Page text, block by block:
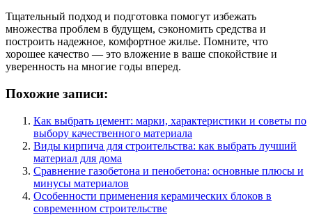
Тщательный подход и подготовка помогут избежать
множества проблем в будущем, сэкономить средства и
построить надежное, комфортное жилье. Помните, что
хорошее качество — это вложение в ваше спокойствие и
уверенность на многие годы вперед.
Похожие записи:
Как выбрать цемент: марки, характеристики и советы по
выбору качественного материала
Виды кирпича для строительства: как выбрать лучший
материал для дома
Сравнение газобетона и пенобетона: основные плюсы и
минусы материалов
Особенности применения керамических блоков в
современном строительстве